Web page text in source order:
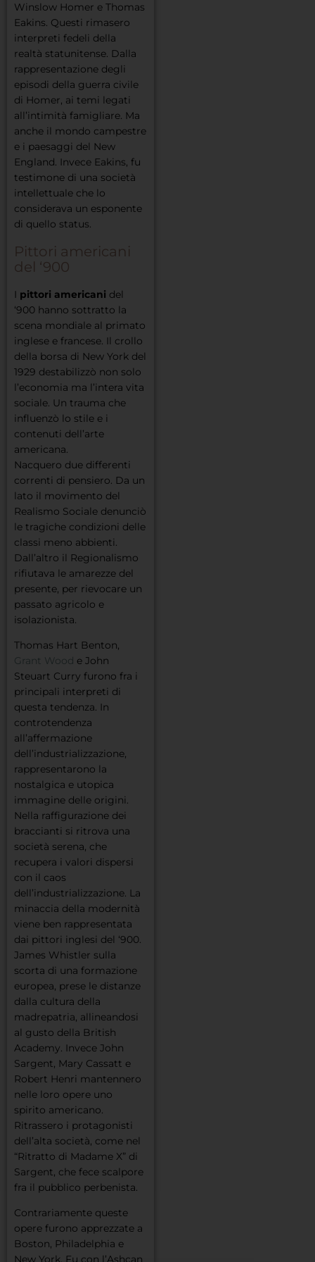
Winslow Homer e Thomas
Eakins. Questi rimasero
interpreti fedeli della
realtà statunitense. Dalla
rappresentazione degli
episodi della guerra civile
di Homer, ai temi legati
all’intimità famigliare. Ma
anche il mondo campestre
e i paesaggi del New
England. Invece Eakins, fu
testimone di una società
intellettuale che lo
considerava un esponente
di quello status.
Pittori americani
del ‘900
I pittori americani del
‘900 hanno sottratto la
scena mondiale al primato
inglese e francese. Il crollo
della borsa di New York del
1929 destabilizzò non solo
l’economia ma l’intera vita
sociale. Un trauma che
influenzò lo stile e i
contenuti dell’arte
americana.
Nacquero due differenti
correnti di pensiero. Da un
lato il movimento del
Realismo Sociale denunciò
le tragiche condizioni delle
classi meno abbienti.
Dall’altro il Regionalismo
rifiutava le amarezze del
presente, per rievocare un
passato agricolo e
isolazionista.
Thomas Hart Benton,
Grant Wood e John
Steuart Curry furono fra i
principali interpreti di
questa tendenza. In
controtendenza
all’affermazione
dell’industrializzazione,
rappresentarono la
nostalgica e utopica
immagine delle origini.
Nella raffigurazione dei
braccianti si ritrova una
società serena, che
recupera i valori dispersi
con il caos
dell’industrializzazione. La
minaccia della modernità
viene ben rappresentata
dai pittori inglesi del ‘900.
James Whistler sulla
scorta di una formazione
europea, prese le distanze
dalla cultura della
madrepatria, allineandosi
al gusto della British
Academy. Invece John
Sargent, Mary Cassatt e
Robert Henri mantennero
nelle loro opere uno
spirito americano.
Ritrassero i protagonisti
dell’alta società, come nel
“Ritratto di Madame X” di
Sargent, che fece scalpore
fra il pubblico perbenista.
Contrariamente queste
opere furono apprezzate a
Boston, Philadelphia e
New York. Fu con l’Ashcan